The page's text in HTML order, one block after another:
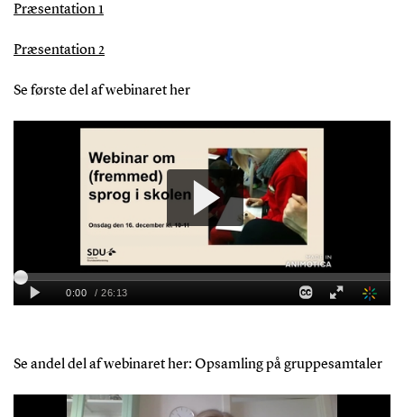
Præsentation 1
Præsentation 2
Se første del af webinaret her
Se andel del af webinaret her: Opsamling på gruppesamtaler